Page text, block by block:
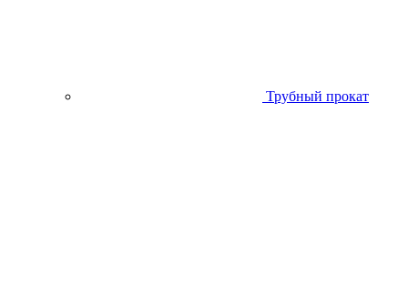
Трубный прокат